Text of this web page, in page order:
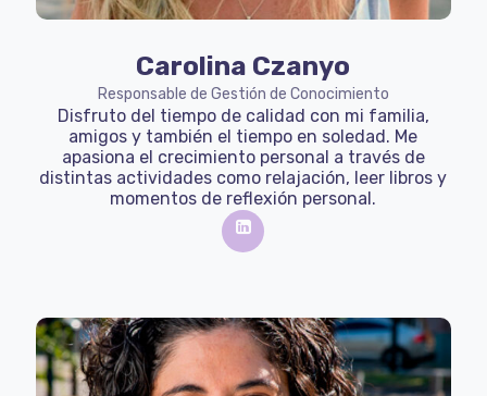
Carolina Czanyo
Responsable de Gestión de Conocimiento
Disfruto del tiempo de calidad con mi familia,
amigos y también el tiempo en soledad. Me
apasiona el crecimiento personal a través de
distintas actividades como relajación, leer libros y
momentos de reflexión personal.